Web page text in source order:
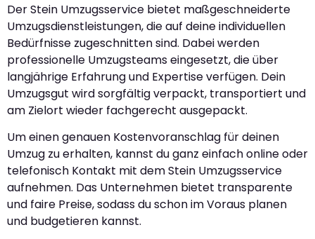
Der Stein Umzugsservice bietet maßgeschneiderte
Umzugsdienstleistungen, die auf deine individuellen
Bedürfnisse zugeschnitten sind. Dabei werden
professionelle Umzugsteams eingesetzt, die über
langjährige Erfahrung und Expertise verfügen. Dein
Umzugsgut wird sorgfältig verpackt, transportiert und
am Zielort wieder fachgerecht ausgepackt.
Um einen genauen Kostenvoranschlag für deinen
Umzug zu erhalten, kannst du ganz einfach online oder
telefonisch Kontakt mit dem Stein Umzugsservice
aufnehmen. Das Unternehmen bietet transparente
und faire Preise, sodass du schon im Voraus planen
und budgetieren kannst.